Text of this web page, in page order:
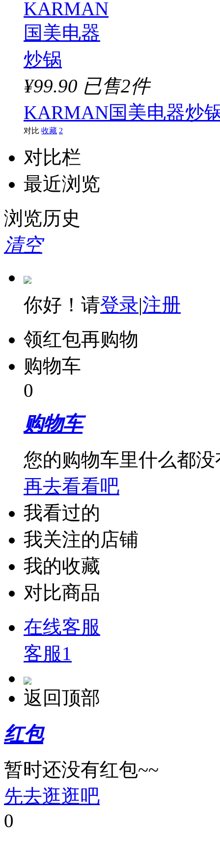
¥99.90 已售2件
KARMAN国美电器炒
对比 收藏 2
对比栏
最近浏览
浏览历史
清空
你好！请登录|注册
领红包再购物
购物车
0
购物车
您的购物车里什么都没
再去看看吧
我看过的
我关注的店铺
我的收藏
对比商品
在线客服
客服1
返回顶部
红包
暂时还没有红包~~
先去逛逛吧
0